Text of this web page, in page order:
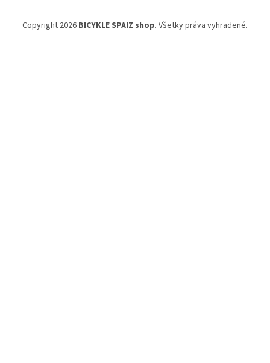
Copyright 2026 BICYKLE SPAIZ shop. Všetky práva vyhradené.